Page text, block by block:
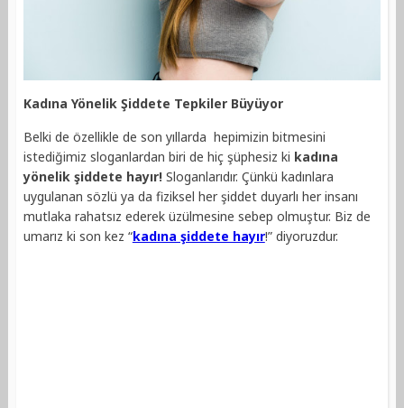
Kadına Yönelik Şiddete Tepkiler Büyüyor
Belki de özellikle de son yıllarda hepimizin bitmesini
istediğimiz sloganlardan biri de hiç şüphesiz ki kadına
yönelik şiddete hayır! Sloganlarıdır. Çünkü kadınlara
uygulanan sözlü ya da fiziksel her şiddet duyarlı her insanı
mutlaka rahatsız ederek üzülmesine sebep olmuştur. Biz de
umarız ki son kez “kadına şiddete hayır!” diyoruzdur.